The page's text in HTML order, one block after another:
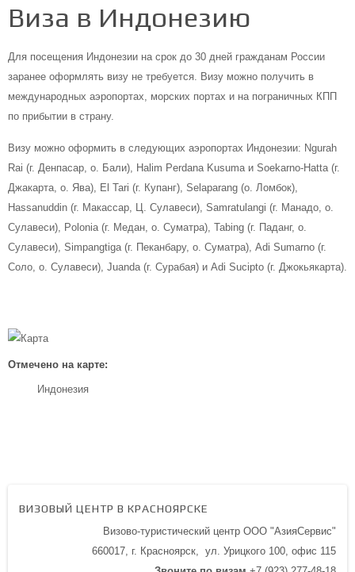
Виза в Индонезию
Для посещения Индонезии на срок до 30 дней гражданам России
заранее оформлять визу не требуется. Визу можно получить в
международных аэропортах, морских портах и на пограничных КПП
по прибытии в страну.
Визу можно оформить в следующих аэропортах Индонезии: Ngurah
Rai (г. Денпасар, о. Бали), Halim Perdana Kusuma и Soekarno-Hatta (г.
Джакарта, о. Ява), El Tari (г. Купанг), Selaparang (о. Ломбок),
Hassanuddin (г. Макассар, Ц. Сулавеси), Samratulangi (г. Манадо, о.
Сулавеси), Polonia (г. Медан, о. Суматра), Tabing (г. Паданг, о.
Сулавеси), Simpangtiga (г. Пеканбару, о. Суматра), Аdi Sumarno (г.
Соло, о. Сулавеси), Juanda (г. Сурабая) и Adi Sucipto (г. Джокьякарта).
Отмечено на карте:
Индонезия
ВИЗОВЫЙ ЦЕНТР В КРАСНОЯРСКЕ
Визово-туристический центр ООО "АзияСервис"
660017, г. Красноярск, ул. Урицкого 100, офис 115